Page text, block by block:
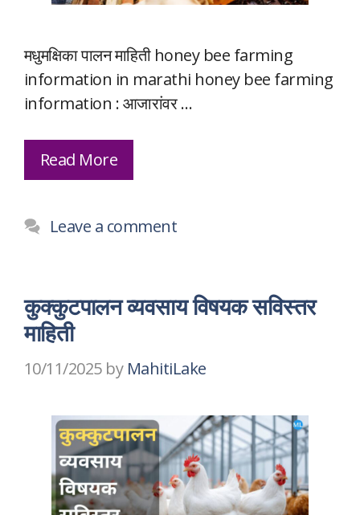
मधुमक्षिका पालन माहिती honey bee farming
information in marathi honey bee farming
information : आजारांवर …
Read More
Leave a comment
कुक्कुटपालन व्यवसाय विषयक सविस्तर
माहिती
10/11/2025 by MahitiLake